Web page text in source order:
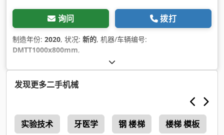
询问 拨打
制造年份: 2020, 状况: 新的, 机器/车辆编号:
DMTT1000x800mm,
发现更多二手机械
实验技术 牙医学 钢 楼梯 楼梯 模板